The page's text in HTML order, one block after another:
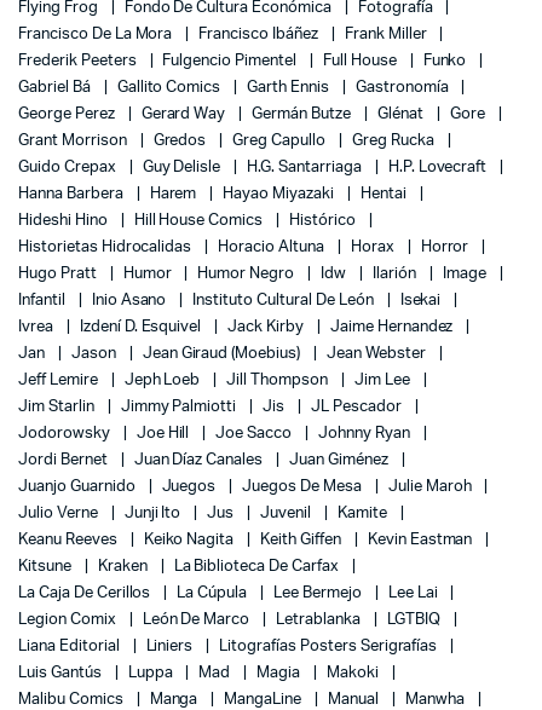
Flying Frog
Fondo De Cultura Económica
Fotografía
Francisco De La Mora
Francisco Ibáñez
Frank Miller
Frederik Peeters
Fulgencio Pimentel Full House
Funko
Gabriel Bá
Gallito Comics Garth Ennis
Gastronomía
George Perez
Gerard Way Germán Butze Glénat
Gore
Grant Morrison
Gredos Greg Capullo
Greg Rucka
Guido Crepax
Guy Delisle H.G. Santarriaga
H.P. Lovecraft
Hanna Barbera
Harem Hayao Miyazaki
Hentai
Hideshi Hino
Hill House Comics
Histórico
Historietas Hidrocalidas
Horacio Altuna Horax
Horror
Hugo Pratt
Humor Humor Negro Idw Ilarión
Image
Infantil
Inio Asano Instituto Cultural De León
Isekai
Ivrea
Izdení D. Esquivel Jack Kirby
Jaime Hernandez
Jan
Jason Jean Giraud (Moebius)
Jean Webster
Jeff Lemire
Jeph Loeb Jill Thompson
Jim Lee
Jim Starlin
Jimmy Palmiotti Jis
JL Pescador
Jodorowsky
Joe Hill Joe Sacco
Johnny Ryan
Jordi Bernet
Juan Díaz Canales
Juan Giménez
Juanjo Guarnido
Juegos Juegos De Mesa
Julie Maroh
Julio Verne
Junji Ito Jus Juvenil
Kamite
Keanu Reeves
Keiko Nagita Keith Giffen
Kevin Eastman
Kitsune
Kraken
La Biblioteca De Carfax
La Caja De Cerillos
La Cúpula Lee Bermejo
Lee Lai
Legion Comix
León De Marco Letrablanka
LGTBIQ
Liana Editorial
Liniers
Litografías Posters Serigrafías
Luis Gantús
Luppa Mad Magia
Makoki
Malibu Comics
Manga MangaLine Manual
Manwha